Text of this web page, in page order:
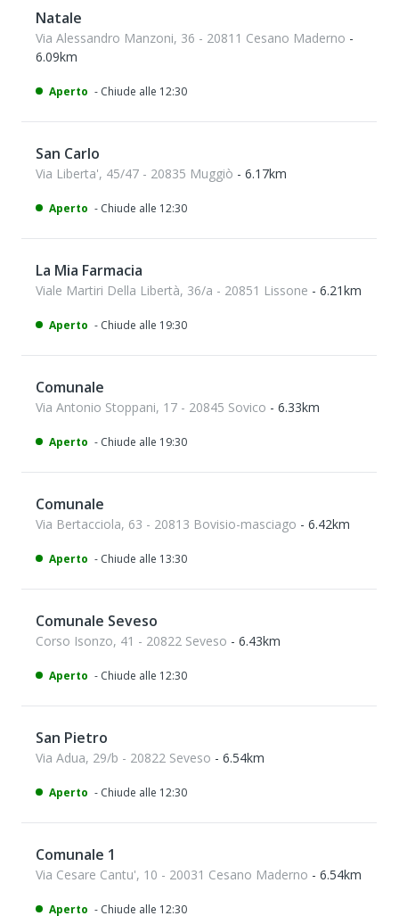
Natale
Via Alessandro Manzoni, 36 - 20811 Cesano Maderno -
6.09km
Aperto - Chiude alle 12:30
San Carlo
Via Liberta', 45/47 - 20835 Muggiò - 6.17km
Aperto - Chiude alle 12:30
La Mia Farmacia
Viale Martiri Della Libertà, 36/a - 20851 Lissone - 6.21km
Aperto - Chiude alle 19:30
Comunale
Via Antonio Stoppani, 17 - 20845 Sovico - 6.33km
Aperto - Chiude alle 19:30
Comunale
Via Bertacciola, 63 - 20813 Bovisio-masciago - 6.42km
Aperto - Chiude alle 13:30
Comunale Seveso
Corso Isonzo, 41 - 20822 Seveso - 6.43km
Aperto - Chiude alle 12:30
San Pietro
Via Adua, 29/b - 20822 Seveso - 6.54km
Aperto - Chiude alle 12:30
Comunale 1
Via Cesare Cantu', 10 - 20031 Cesano Maderno - 6.54km
Aperto - Chiude alle 12:30